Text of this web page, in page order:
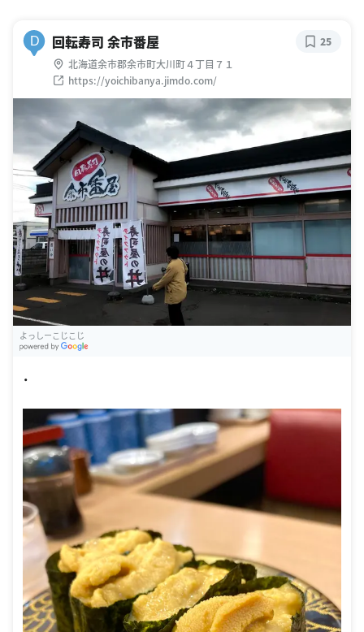
D 回転寿司 余市番屋
北海道余市郡余市町大川町４丁目７１
https://yoichibanya.jimdo.com/
25
よっしーこじこじ
・